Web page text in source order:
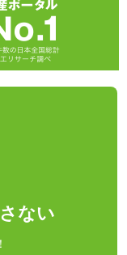
ない